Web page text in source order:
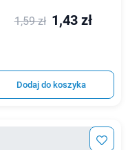
1,59 zł 1,43 zł
Dodaj do koszyka